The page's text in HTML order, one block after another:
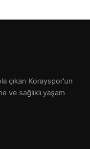
çıkan Korayspor'un
ve sağlıklı yaşam